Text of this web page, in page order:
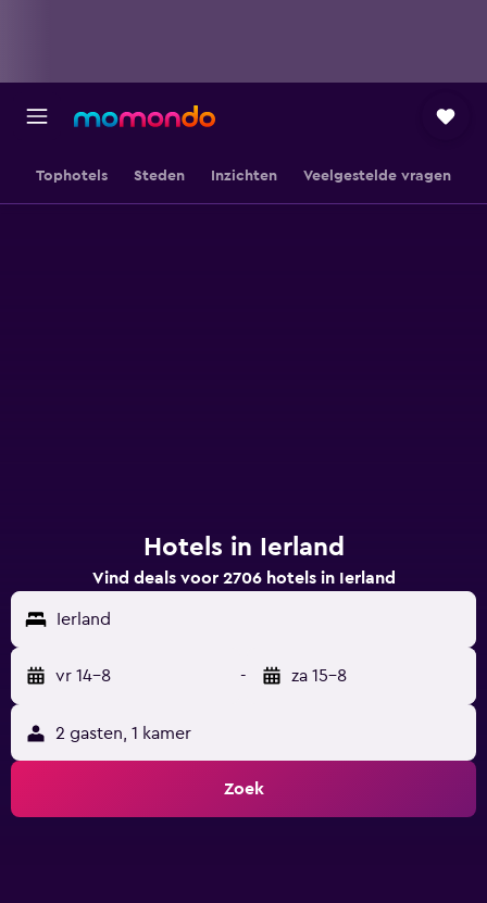
Tophotels Steden Inzichten Veelgestelde vragen
Hotels in Ierland
Vind deals voor 2706 hotels in Ierland
Ierland
vr 14-8 - za 15-8
2 gasten, 1 kamer
Zoek